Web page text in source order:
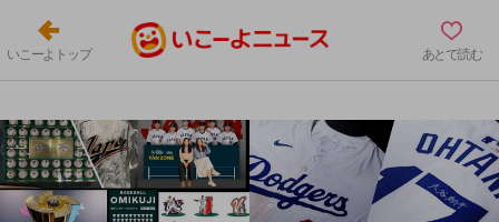
いこーよトップ あとで読む